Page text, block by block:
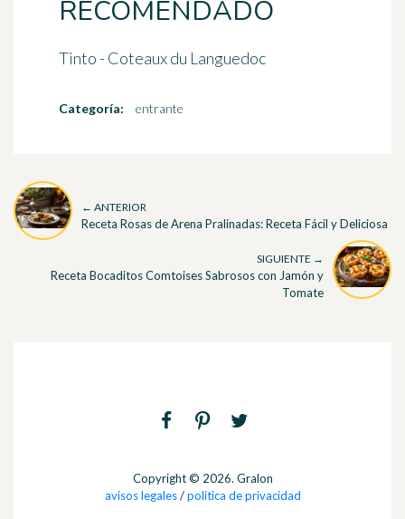
RECOMENDADO
Tinto - Coteaux du Languedoc
Categoría: entrante
← ANTERIOR
Receta Rosas de Arena Pralinadas: Receta Fácil y Deliciosa
SIGUIENTE →
Receta Bocaditos Comtoises Sabrosos con Jamón y
Tomate
Copyright © 2026. Gralon
avisos legales/politica de privacidad